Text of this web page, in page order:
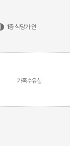
1층 식당가 안
가족수유실